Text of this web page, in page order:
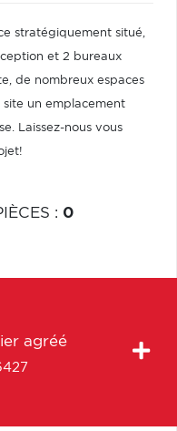
stratégiquement situé,
et 2 bureaux
de nombreux espaces
un emplacement
Laissez-nous vous
: 0
agréé